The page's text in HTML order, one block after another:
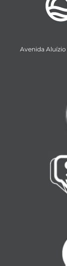
Avenida Aluízio